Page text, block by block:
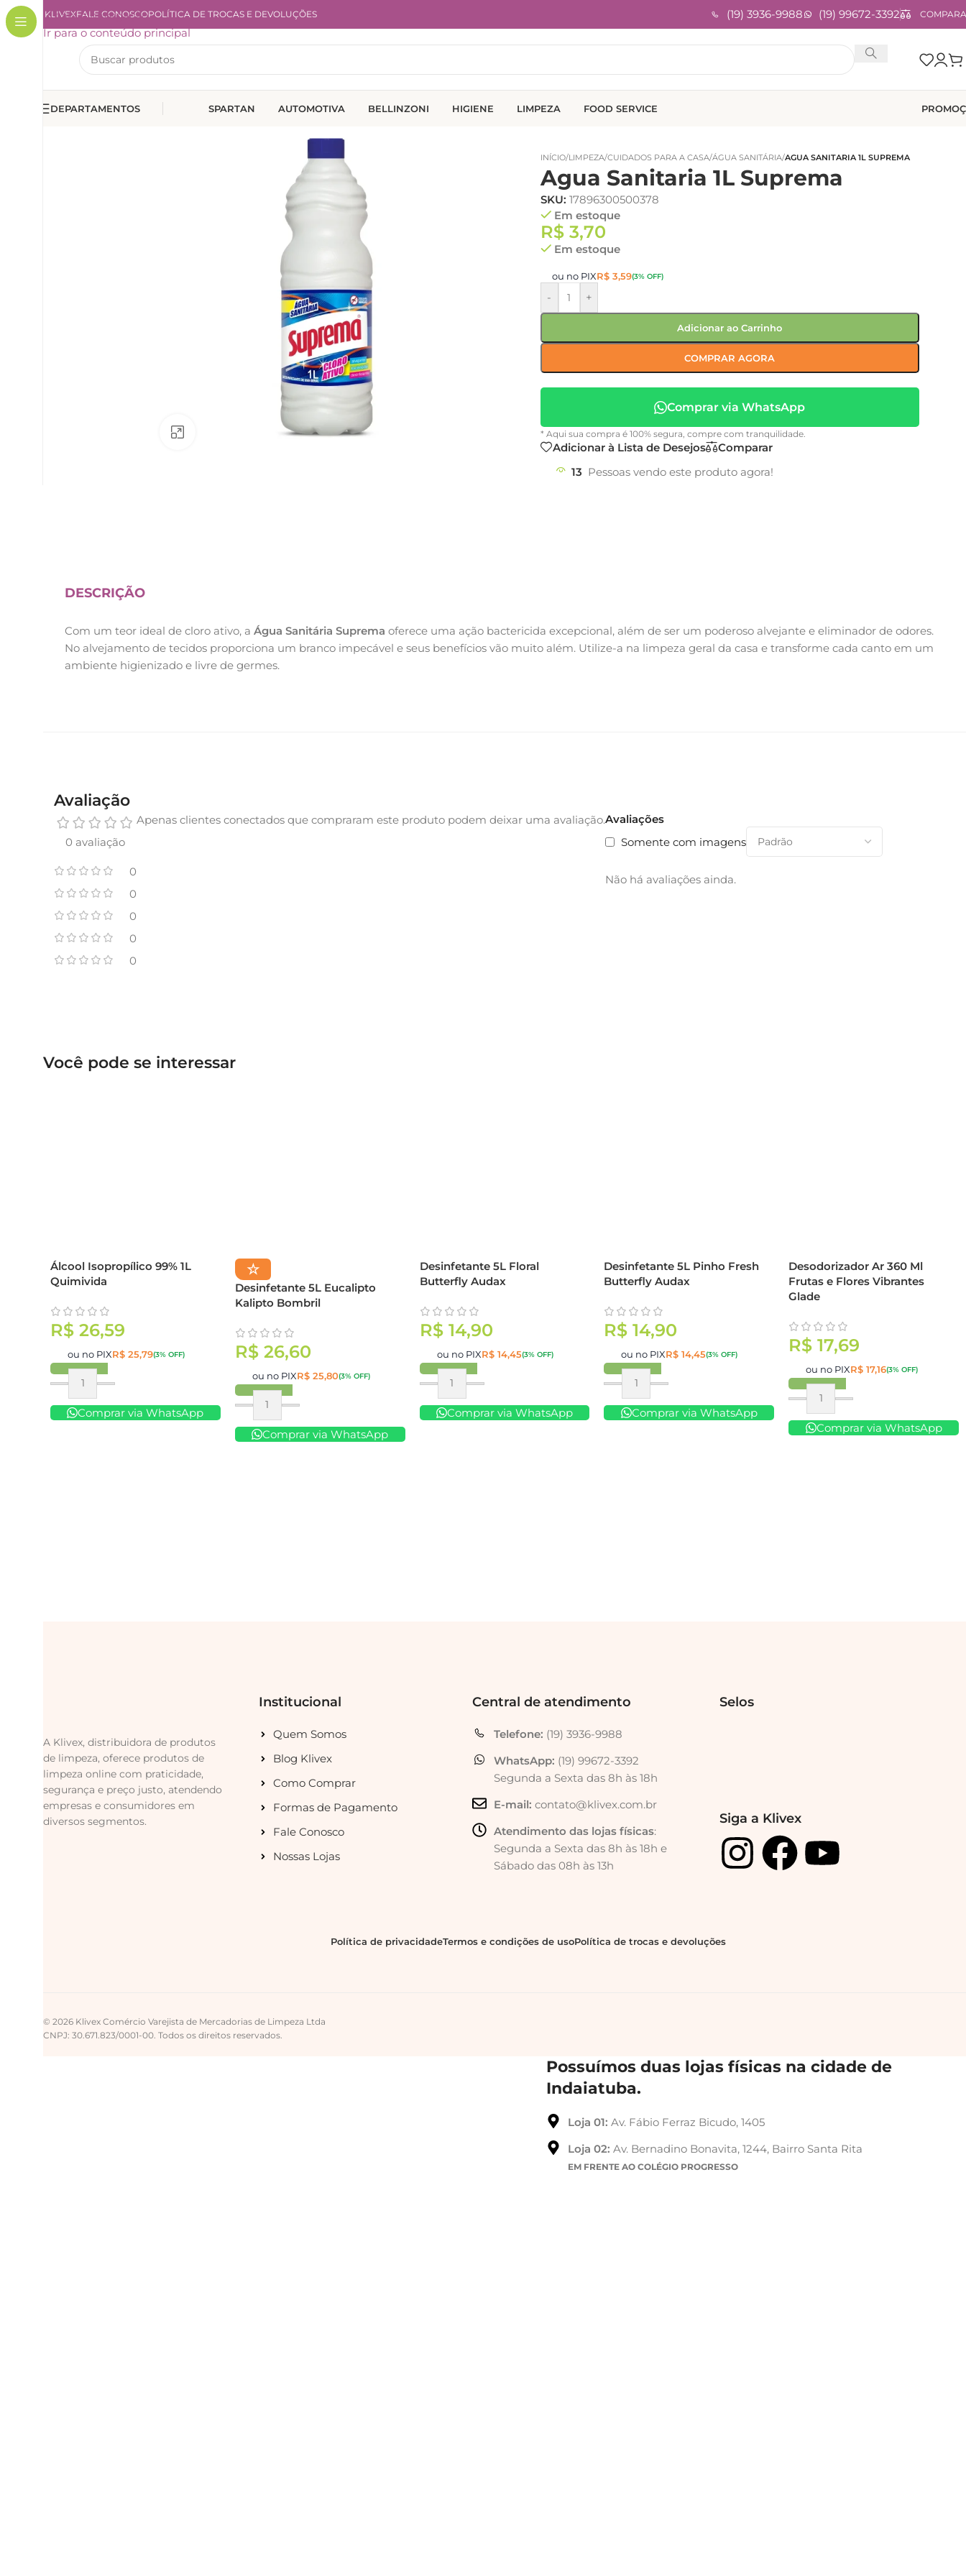
Ir para a navegação
Ir para o conteúdo principal
A KLIVEXFALE CONOSCOPOLÍTICA DE TROCAS E DEVOLUÇÕES (19) 3936-9988 (19) 99672-3392
DEPARTAMENTOS SPARTAN AUTOMOTIVA BELLINZONI HIGIENE LIMPEZA FOOD SERVICE
Clique para ampliar
INÍCIO/LIMPEZA/CUIDADOS PARA A CASA/ÁGUA SANITÁRIA/AGUA SANITARIA 1L SUPREMA
Agua Sanitaria 1L Suprema
SKU: 17896300500378
Em estoque
R$3,70
Em estoque
ou no PIXR$3,59(3% OFF)
- +
Adicionar ao Carrinho
COMPRAR AGORA
Comprar via WhatsApp
* Aqui sua compra é 100% segura, compre com tranquilidade.
Adicionar à Lista de Desejos
Comparar
13 Pessoas vendo este produto agora!
DESCRIÇÃO
Com um teor ideal de cloro ativo, a Água Sanitária Suprema oferece uma ação bactericida excepcional, além de ser um poderoso alvejante e eliminador de odores.
No alvejamento de tecidos proporciona um branco impecável e seus benefícios vão muito além. Utilize-a na limpeza geral da casa e transforme cada canto em um
ambiente higienizado e livre de germes.
Avaliação
0 avaliação
0
0
0
0
0
Avaliações
Somente com imagens
Não há avaliações ainda.
Apenas clientes conectados que compraram este produto podem deixar uma avaliação.
Você pode se interessar
Álcool Isopropílico 99% 1L
Quimivida
R$ 26,59
ou no PIXR$ 25,79(3% OFF)
Comprar
Comprar via WhatsApp
☆
Desinfetante 5L Eucalipto
Kalipto Bombril
R$26,60
ou no PIXR$25,80(3% OFF)
Comprar
Comprar via WhatsApp
Desinfetante 5L Floral
Butterfly Audax
R$14,90
ou no PIXR$14,45(3% OFF)
Comprar
Comprar via WhatsApp
Desinfetante 5L Pinho Fresh
Butterfly Audax
R$ 14,90
ou no PIXR$ 14,45(3% OFF)
Comprar
Comprar via WhatsApp
Desodorizador Ar 360 Ml
Frutas e Flores Vibrantes
Glade
R$ 17,69
ou no PIXR$ 17,16(3% OFF)
Comprar
Comprar via WhatsApp
A Klivex, distribuidora de produtos
de limpeza, oferece produtos de
limpeza online com praticidade,
segurança e preço justo, atendendo
empresas e consumidores em
diversos segmentos.
Institucional
Quem Somos
Blog Klivex
Como Comprar
Formas de Pagamento
Fale Conosco
Nossas Lojas
Central de atendimento
Telefone: (19) 3936-9988
WhatsApp: (19) 99672-3392
Segunda a Sexta das 8h às 18h
E-mail: contato@klivex.com.br
Atendimento das lojas físicas:
Segunda a Sexta das 8h às 18h e
Sábado das 08h às 13h
Selos
Siga a Klivex
Política de privacidadeTermos e condições de usoPolítica de trocas e devoluções
© 2026 Klivex Comércio Varejista de Mercadorias de Limpeza Ltda
CNPJ: 30.671.823/0001-00. Todos os direitos reservados.
Possuímos duas lojas físicas na cidade de
Indaiatuba.
Loja 01: Av. Fábio Ferraz Bicudo, 1405
Loja 02: Av. Bernadino Bonavita, 1244, Bairro Santa Rita
EM FRENTE AO COLÉGIO PROGRESSO